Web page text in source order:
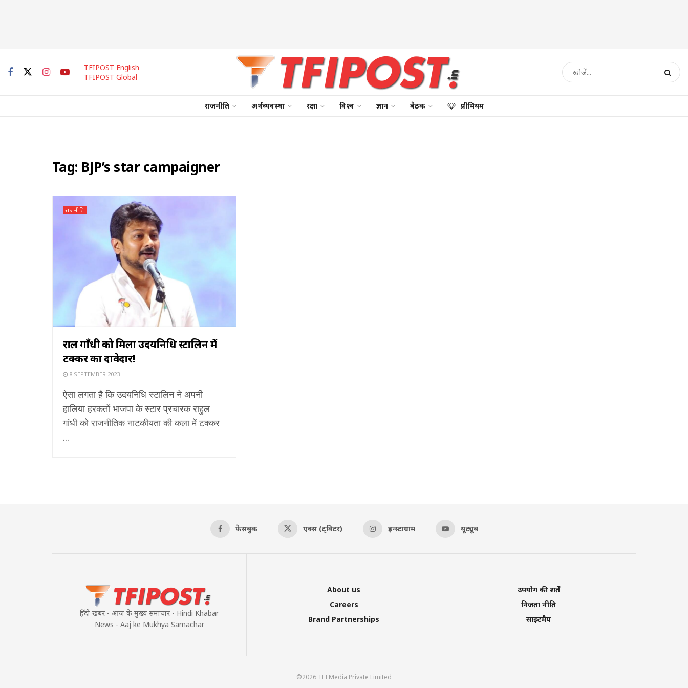
TFIPOST English
TFIPOST Global
राजनीति अर्थव्यवस्था रक्षा विश्व ज्ञान बैठक प्रीमियम
Tag: BJP’s star campaigner
राजनीति
राहुल गाँधी को मिला उदयनिधि स्टालिन में
टक्कर का दावेदार!
8 SEPTEMBER 2023
ऐसा लगता है कि उदयनिधि स्टालिन ने अपनी
हालिया हरकतों भाजपा के स्टार प्रचारक राहुल
गांधी को राजनीतिक नाटकीयता की कला में टक्कर
...
फेसबुक एक्स (ट्विटर) इन्स्टाग्राम यूट्यूब
हिंदी खबर - आज के मुख्य समाचार - Hindi Khabar
News - Aaj ke Mukhya Samachar
About us
Careers
Brand Partnerships
उपयोग की शर्तें
निजता नीति
साइटमैप
©2026 TFI Media Private Limited